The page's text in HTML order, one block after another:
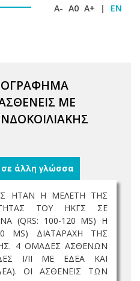
A- A0 A+ | EN
ΜΕ
άλλη γλώσσα
ΗΤΑΝ Η ΜΕΛΕΤΗ ΤΗΣ
ΤΟΥ ΗΚΓΣ ΣΕ
(QRS: 100-120 MS) Η
MS) ΔΙΑΤΑΡΑΧΗ ΤΗΣ
4 ΟΜΑΔΕΣ ΑΣΘΕΝΩΝ
Ι/ΙΙ ΜΕ ΕΔΕΑ ΚΑΙ
ΟΙ ΑΣΘΕΝΕΙΣ ΤΩΝ